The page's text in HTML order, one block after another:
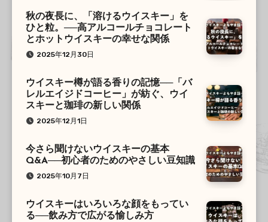
秋の夜長に、「溶けるウイスキー」を
ひと粒。──高アルコールチョコレート
とホットウイスキーの幸せな関係
2025年12月30日
ウイスキー樽が語る香りの記憶──「バ
レルエイジドコーヒー」が紡ぐ、ウイ
スキーと珈琲の新しい関係
2025年12月1日
今さら聞けないウイスキーの基本
Q&A──初心者のためのやさしい豆知識
2025年10月7日
ウイスキーはいろいろな顔をもってい
る──飲み方で広がる愉しみ方